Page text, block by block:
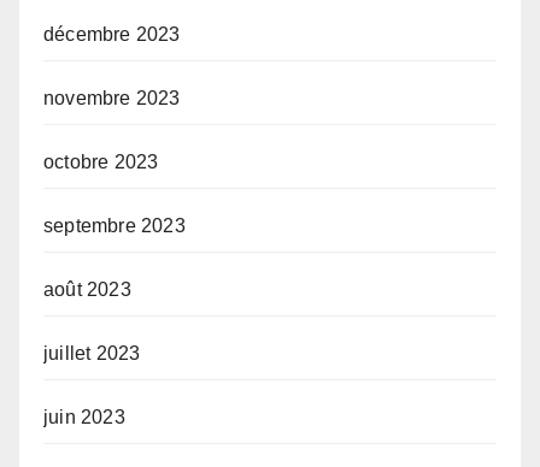
décembre 2023
novembre 2023
octobre 2023
septembre 2023
août 2023
juillet 2023
juin 2023